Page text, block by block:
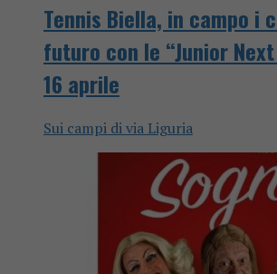
Tennis Biella, in campo i
futuro con le “Junior
16 aprile
Sui campi di via Liguria